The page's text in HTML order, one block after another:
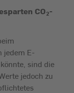
CO 2-
jedem E-
sind die
jedoch zu